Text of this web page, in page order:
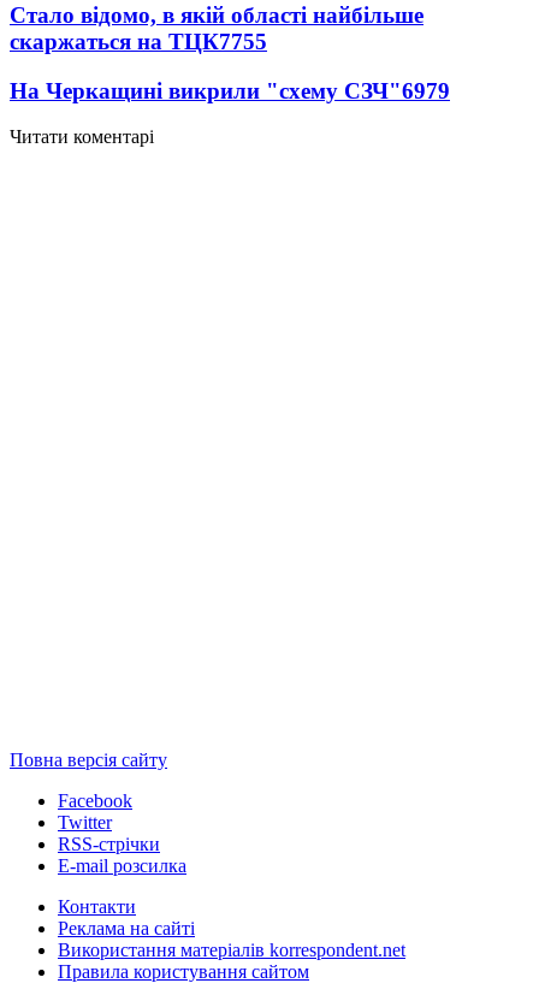
Стало відомо, в якій області найбільше
скаржаться на ТЦК7755
На Черкащині викрили "схему СЗЧ"6979
Читати коментарі
Повна версія сайту
Facebook
Twitter
RSS-стрічки
E-mail розсилка
Контакти
Реклама на сайті
Використання матеріалів korrespondent.net
Правила користування сайтом